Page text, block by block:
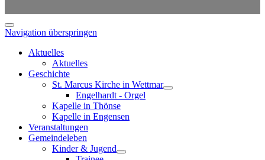
Navigation überspringen
Aktuelles
Aktuelles
Geschichte
St. Marcus Kirche in Wettmar
Engelhardt - Orgel
Kapelle in Thönse
Kapelle in Engensen
Veranstaltungen
Gemeindeleben
Kinder & Jugend